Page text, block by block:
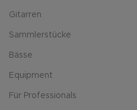
Gitarren
Sammlerstücke
Bässe
Equipment
Für Professionals